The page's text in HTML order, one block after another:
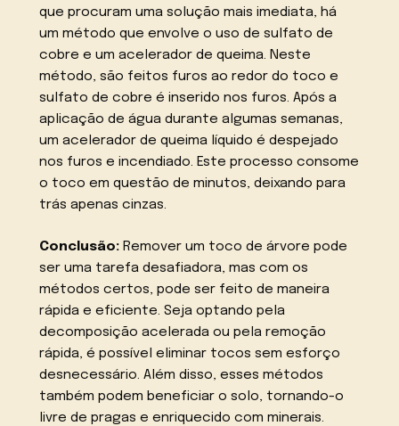
que procuram uma solução mais imediata, há
um método que envolve o uso de sulfato de
cobre e um acelerador de queima. Neste
método, são feitos furos ao redor do toco e
sulfato de cobre é inserido nos furos. Após a
aplicação de água durante algumas semanas,
um acelerador de queima líquido é despejado
nos furos e incendiado. Este processo consome
o toco em questão de minutos, deixando para
trás apenas cinzas.
Conclusão: Remover um toco de árvore pode
ser uma tarefa desafiadora, mas com os
métodos certos, pode ser feito de maneira
rápida e eficiente. Seja optando pela
decomposição acelerada ou pela remoção
rápida, é possível eliminar tocos sem esforço
desnecessário. Além disso, esses métodos
também podem beneficiar o solo, tornando-o
livre de pragas e enriquecido com minerais.